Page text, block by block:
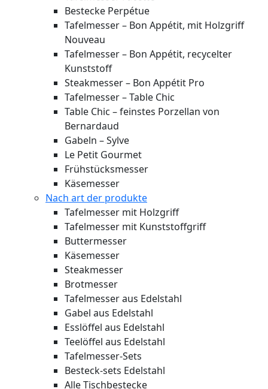
Bestecke Perpétue
Tafelmesser – Bon Appétit, mit Holzgriff
Nouveau
Tafelmesser – Bon Appétit, recycelter
Kunststoff
Steakmesser – Bon Appétit Pro
Tafelmesser – Table Chic
Table Chic – feinstes Porzellan von
Bernardaud
Gabeln – Sylve
Le Petit Gourmet
Frühstücksmesser
Käsemesser
Nach art der produkte
Tafelmesser mit Holzgriff
Tafelmesser mit Kunststoffgriff
Buttermesser
Käsemesser
Steakmesser
Brotmesser
Tafelmesser aus Edelstahl
Gabel aus Edelstahl
Esslöffel aus Edelstahl
Teelöffel aus Edelstahl
Tafelmesser-Sets
Besteck-sets Edelstahl
Alle Tischbestecke